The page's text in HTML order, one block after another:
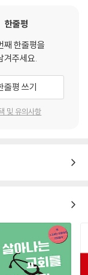
제언 등은 새로운 해
어가고 있는가 하는
면서 그리스도의 고
에 경도되어 있음으
를 어떻게 자신의 삶
경종을 울린다. 소극
언하면서 종말을 기
는 필자의 이야기는
회로서 온몸으로 종
한줄평
째 한줄평을
겨주세요.
줄평 쓰기
및 유의사항